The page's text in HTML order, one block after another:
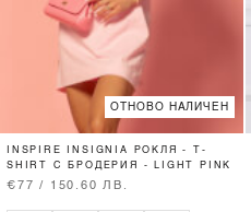
ОТНОВО НАЛИЧЕН
INSPIRE INSIGNIA РОКЛЯ - T-
SHIRT С БРОДЕРИЯ - LIGHT PINK
€77 / 150.60 ЛВ.